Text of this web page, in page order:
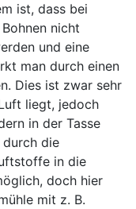
ist, dass bei
nicht
und eine
man durch einen
Dies ist zwar sehr
liegt, jedoch
in der Tasse
die
in die
doch hier
mit z. B.